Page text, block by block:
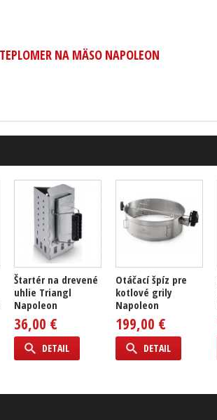
NA MÄSO NAPOLEON
Štartér na drevené
uhlie Triangl
Napoleon
36,00 €
DETAIL
Otáčací špíz pre
kotlové grily
Napoleon
199,00 €
DETAIL